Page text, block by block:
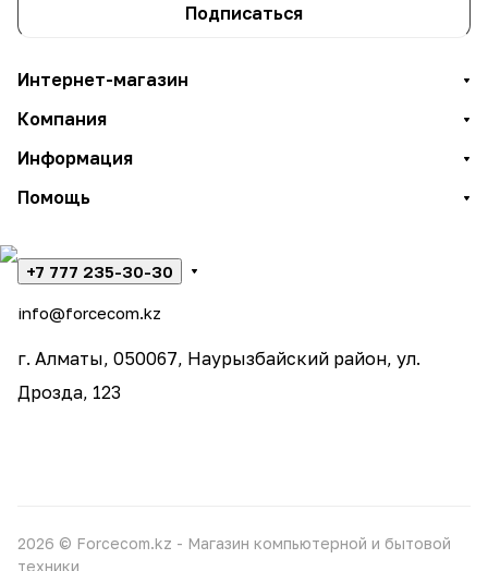
Подписаться
Интернет-магазин
Компания
Информация
Помощь
+7 777 235-30-30
info@forcecom.kz
г. Алматы, 050067, Наурызбайский район, ул.
Дрозда, 123
2026 © Forcecom.kz - Магазин компьютерной и бытовой
техники